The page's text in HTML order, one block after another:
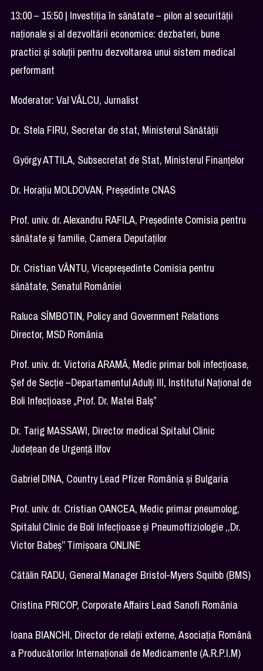
13:00 – 15:50 | Investiția în sănătate – pilon al securității
naționale și al dezvoltării economice: dezbateri, bune
practici și soluții pentru dezvoltarea unui sistem medical
performant
Moderator: Val VÂLCU, Jurnalist
Dr. Stela FIRU, Secretar de stat, Ministerul Sănătății
György ATTILA, Subsecretat de Stat, Ministerul Finanțelor
Dr. Horațiu MOLDOVAN, Președinte CNAS
Prof. univ. dr. Alexandru RAFILA, Președinte Comisia pentru
sănătate și familie, Camera Deputaților
Dr. Cristian VÂNTU, Vicepreședinte Comisia pentru
sănătate, Senatul României
Raluca SÎMBOTIN, Policy and Government Relations
Director, MSD România
Prof. univ. dr. Victoria ARAMĂ, Medic primar boli infecțioase,
Șef de Secție –Departamentul Adulți III, Institutul Național de
Boli Infecțioase „Prof. Dr. Matei Balș”
Dr. Tarig MASSAWI, Director medical Spitalul Clinic
Județean de Urgență Ilfov
Gabriel DINA, Country Lead Pfizer România și Bulgaria
Prof. univ. dr. Cristian OANCEA, Medic primar pneumolog,
Spitalul Clinic de Boli Infecțioase și Pneumoftiziologie ,,Dr.
Victor Babeș’’ Timișoara ONLINE
Cătălin RADU, General Manager Bristol-Myers Squibb (BMS)
Cristina PRICOP, Corporate Affairs Lead Sanofi România
Ioana BIANCHI, Director de relații externe, Asociația Română
a Producătorilor Internaționali de Medicamente (A.R.P.I.M)